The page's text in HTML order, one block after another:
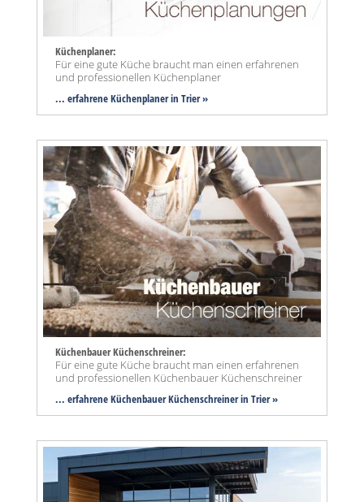
Küchenplaner:
Für eine gute Küche braucht man einen erfahrenen
und professionellen Küchenplaner
... erfahrene Küchenplaner in Trier »
Küchenbauer Küchenschreiner:
Für eine gute Küche braucht man einen erfahrenen
und professionellen Küchenbauer Küchenschreiner
... erfahrene Küchenbauer Küchenschreiner in Trier »